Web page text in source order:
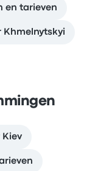
en tarieven
Khmelnytskyi